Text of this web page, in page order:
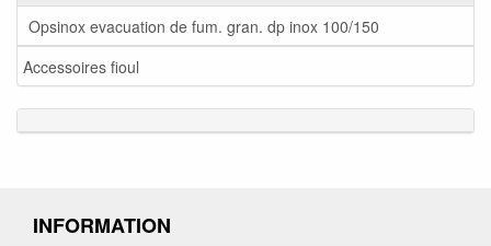
Opsinox evacuation de fum. gran. dp inox 100/150
Accessoires fioul
INFORMATION